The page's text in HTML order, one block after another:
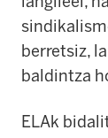
berretsiz,
baldintza
ELAk